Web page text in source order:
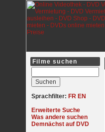
Filme suchen
Sprachfilter: FR EN
Erweiterte Suche
Was andere suchen
Demnächst auf DVD